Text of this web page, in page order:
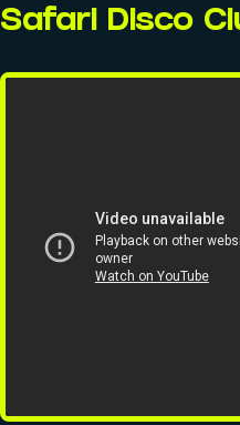
À PROPOS
Safari Disco